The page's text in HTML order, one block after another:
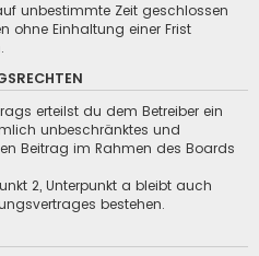
unbestimmte Zeit geschlossen
ohne Einhaltung einer Frist
erteilst du dem Betreiber ein
unbeschränktes und
Beitrag im Rahmen des Boards
2, Unterpunkt a bleibt auch
bestehen.